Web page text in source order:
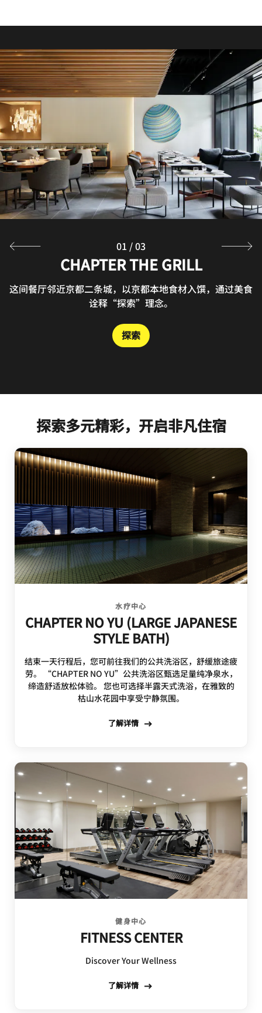
CHAPTER THE GRILL
这间餐厅邻近京都二条城，以京都本地食材入馔，通过美食
诠释“探索”理念。
探索
CHAPTER THE GRILL - CAFE
这间休闲咖啡厅邻近京都市政厅，采用通透大窗户，供应手
工甜点、健康茶饮与咖啡。
探索
ROUTE BAR NIJO
欢迎于此品鉴多款日本手工杜松子酒与京都特色原创鸡尾
酒。这间酒吧环境静谧，是您晚间用餐的理想之选。
探索
01 /03
探索多元精彩，开启非凡住宿
水疗中心
CHAPTER NO YU (LARGE JAPANESE
STYLE BATH)
结束一天行程后，您可前往我们的公共洗浴区，舒缓旅途疲
劳。 “CHAPTER NO YU”公共洗浴区甄选足量纯净泉水，
缔造舒适放松体验。 您也可选择半露天式洗浴，在雅致的
枯山水花园中享受宁静氛围。
了解详情
健身中心
FITNESS CENTER
Discover Your Wellness
了解详情